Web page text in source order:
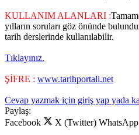
KULLANIM ALANLARI :
yılların soruları göz önünde
tarih derslerinde kullanılabilir.
Tıklayınız.
ŞİFRE : www.tarihportali.net
Cevap yazmak için giriş yap yada
Paylaş:
Facebook
X (Twitter) WhatsApp